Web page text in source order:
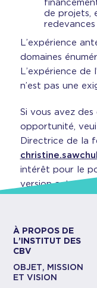
de projets,
redevances
L’expérience
domaines
L’expérience de
n’est pas une
Si vous avez
opportunité,
Directrice de la
intérêt pour le
version actuelle
À PROPOS DE
L’INSTITUT DES
CBV
OBJET, MISSION
ET VISION